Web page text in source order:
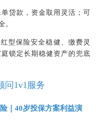
贷款，资金取用灵活；可
。
红型保险安全稳健、缴费灵
锁定长期稳健资产的兜底
问1v1服务
｜40岁投保方案利益演